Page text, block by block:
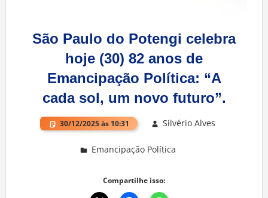
São Paulo do Potengi celebra
hoje (30) 82 anos de
Emancipação Política: “A
cada sol, um novo futuro”.
30/12/2025 às 10:31 Silvério Alves
Emancipação Política
Compartilhe isso: